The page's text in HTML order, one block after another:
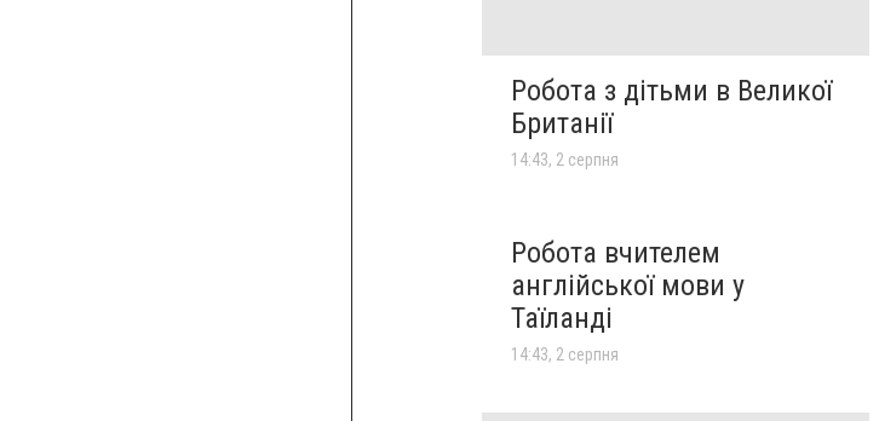
Робота з дітьми в Великої
Британії
14:43, 2 серпня
Робота вчителем
англійської мови у
Таїланді
14:43, 2 серпня